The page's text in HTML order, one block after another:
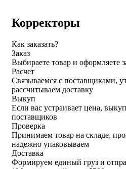
Корректоры
Как заказать?
Заказ
Выбираете товар и оформляете
Расчет
Связываемся с поставщиками,
рассчитываем доставку
Выкуп
Если вас устраивает цена,
поставщиков
Проверка
Принимаем товар на складе,
надежно упаковываем
Доставка
Формируем единый груз и